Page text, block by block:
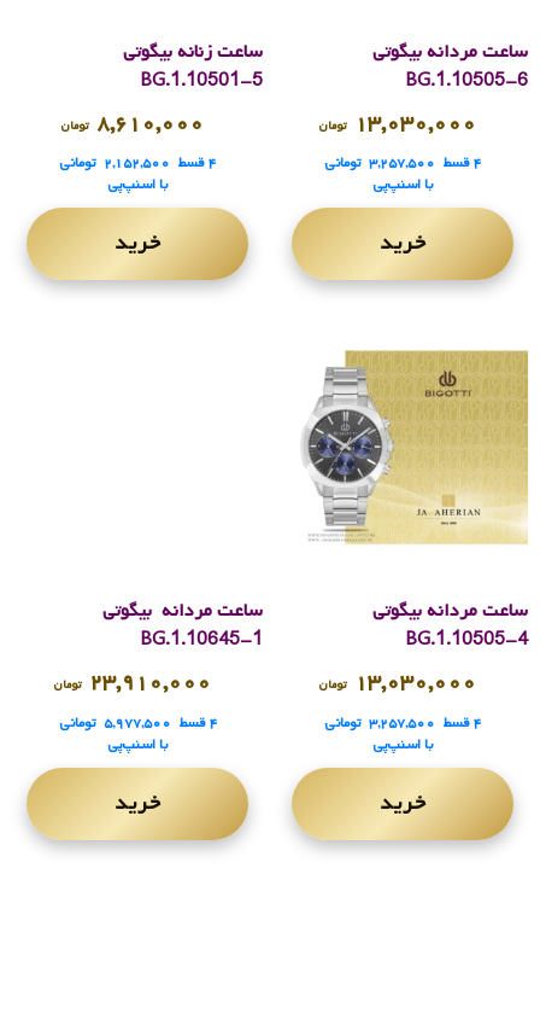
ساعت مردانه بیگوتی
BG.1.10505-6
۱۳,۰۳۰,۰۰۰ تومان
۴ قسط ۳,۲۵۷,۵۰۰ تومانی
با اسنپ‌پی
خرید
ساعت زنانه بیگوتی
BG.1.10501-5
۸,۶۱۰,۰۰۰ تومان
۴ قسط ۲,۱۵۲,۵۰۰ تومانی
با اسنپ‌پی
خرید
ساعت مردانه بیگوتی
BG.1.10505-4
۱۳,۰۳۰,۰۰۰ تومان
۴ قسط ۳,۲۵۷,۵۰۰ تومانی
با اسنپ‌پی
خرید
ساعت مردانه بیگوتی
BG.1.10645-1
۲۳,۹۱۰,۰۰۰ تومان
۴ قسط ۵,۹۷۷,۵۰۰ تومانی
با اسنپ‌پی
خرید